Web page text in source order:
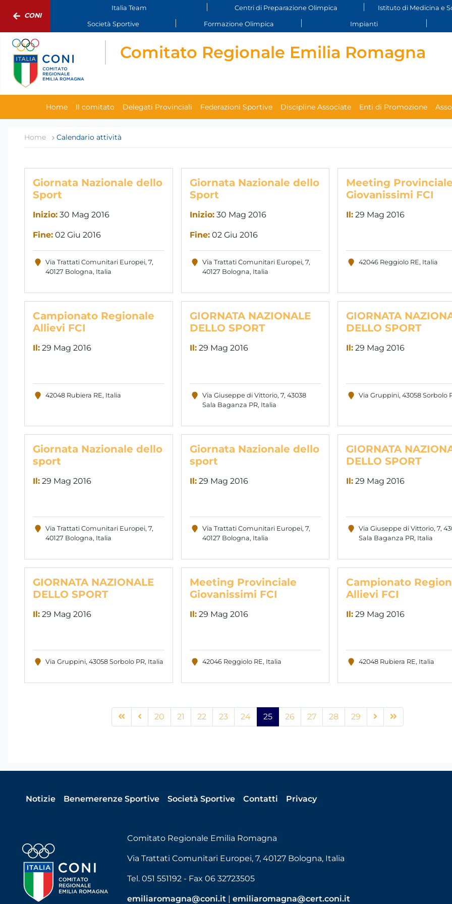
CONI
Italia Team Centri di Preparazione Olimpica Istituto di Medicina e
Società Sportive Formazione Olimpica Impianti
Comitato Regionale Emilia Romagna
Home Il comitato Delegati Provinciali Federazioni Sportive Discipline Associate Enti di Promozione
Home Calendario attività
Giornata Nazionale dello
Sport
Inizio: 30 Mag 2016
Fine: 02 Giu 2016
Via Trattati Comunitari Europei, 7,
40127 Bologna, Italia
Giornata Nazionale dello
Sport
Inizio: 30 Mag 2016
Fine: 02 Giu 2016
Via Trattati Comunitari Europei, 7,
40127 Bologna, Italia
Meeting Provinciale
Giovanissimi FCI
Il: 29 Mag 2016
42046 Reggiolo RE, Italia
Campionato Regionale
Allievi FCI
Il: 29 Mag 2016
42048 Rubiera RE, Italia
GIORNATA NAZIONALE
DELLO SPORT
Il: 29 Mag 2016
Via Giuseppe di Vittorio, 7, 43038
Sala Baganza PR, Italia
GIORNATA
DELLO SPORT
Il: 29 Mag 2016
Via Gruppini, 43058 Sorbolo
Giornata Nazionale dello
sport
Il: 29 Mag 2016
Via Trattati Comunitari Europei, 7,
40127 Bologna, Italia
Giornata Nazionale dello
sport
Il: 29 Mag 2016
Via Trattati Comunitari Europei, 7,
40127 Bologna, Italia
GIORNATA
DELLO SPORT
Il: 29 Mag 2016
Via Giuseppe di Vittorio, 7,
Sala Baganza PR, Italia
GIORNATA NAZIONALE
DELLO SPORT
Il: 29 Mag 2016
Via Gruppini, 43058 Sorbolo PR, Italia
Meeting Provinciale
Giovanissimi FCI
Il: 29 Mag 2016
42046 Reggiolo RE, Italia
Campionato
Allievi FCI
Il: 29 Mag 2016
42048 Rubiera RE, Italia
20 21 22 23 24 25 26 27 28 29
Notizie Benemerenze Sportive Società Sportive Contatti Privacy
Comitato Regionale Emilia Romagna
Via Trattati Comunitari Europei, 7, 40127 Bologna, Italia
Tel. 051 551192 - Fax 06 32723505
emiliaromagna@coni.it |emiliaromagna@cert.coni.it